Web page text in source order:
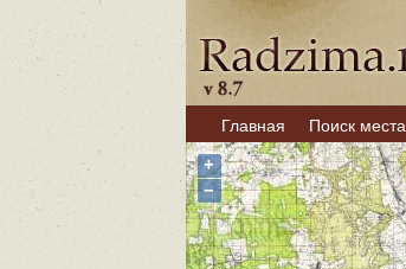
Главная Поиск места
+
−